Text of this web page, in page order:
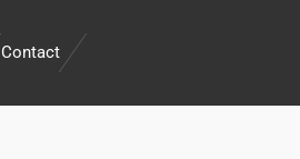
Contact